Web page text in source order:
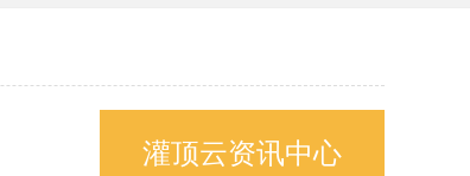
灌顶云资讯中心